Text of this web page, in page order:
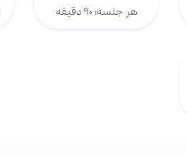
هر جلسه: 90 دقیقه